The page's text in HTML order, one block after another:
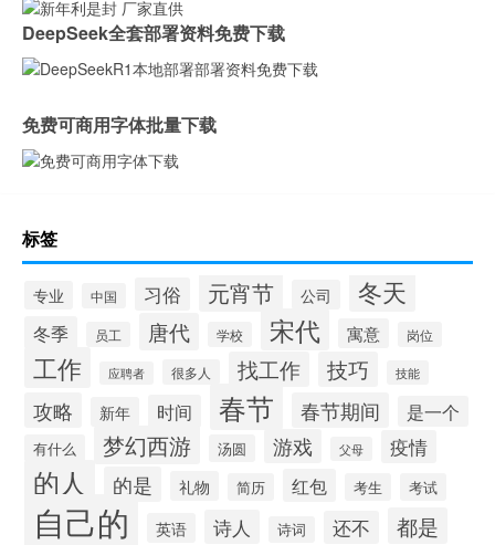
DeepSeek全套部署资料免费下载
免费可商用字体批量下载
标签
专业 中国 习俗 元宵节 公司 冬天
冬季 员工 唐代 学校 宋代 寓意 岗位
工作 应聘者 很多人 找工作 技巧 技能
攻略 新年 时间 春节 春节期间 是一个
有什么 梦幻西游 汤圆 游戏 父母 疫情
的人 的是 礼物 简历 红包 考生 考试
自己的 英语 诗人 诗词 还不 都是